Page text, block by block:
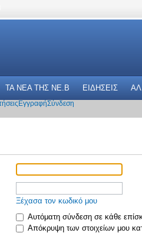
ΤΑ ΝΕΑ THΣ NE.B ΕΙΔΗΣΕΙΣ
ΕγγραφήΣύνδεση
Ξέχασα τον κωδικό μου
Αυτόματη σύνδεση σε κάθε
Απόκρυψη των στοιχείων μου